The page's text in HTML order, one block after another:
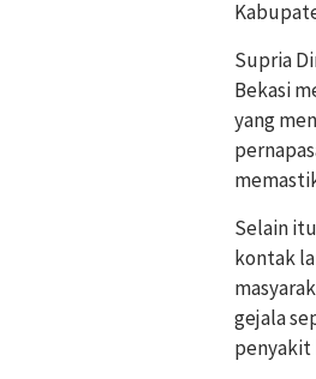
Supria
Bekasi
yang
Selain
kontak
gejala
penyakit